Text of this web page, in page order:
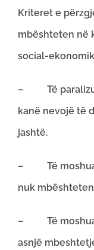
Kriteret e
mbështeten në
social-
– Të
kanë nevojë të
jashtë.
– Të
nuk
– Të moshuar
asnjë